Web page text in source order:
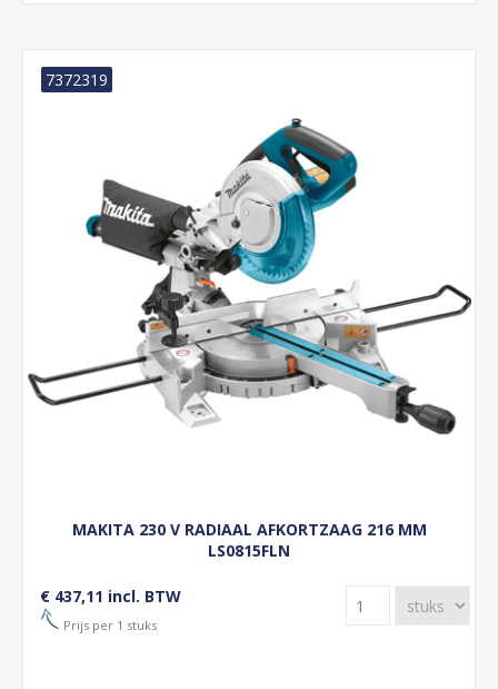
MAKITA 230 V RADIAAL AFKORTZAAG 216 MM
LS0815FLN
7372319
€ 437,11 incl. BTW
Prijs per 1 stuks